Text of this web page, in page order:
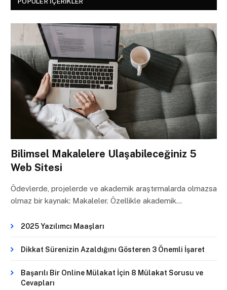
Bilimsel Makalelere Ulaşabileceğiniz 5
Web Sitesi
Ödevlerde, projelerde ve akademik araştırmalarda olmazsa
olmaz bir kaynak: Makaleler. Özellikle akademik…
2025 Yazılımcı Maaşları
Dikkat Sürenizin Azaldığını Gösteren 3 Önemli İşaret
Başarılı Bir Online Mülakat İçin 8 Mülakat Sorusu ve
Cevapları